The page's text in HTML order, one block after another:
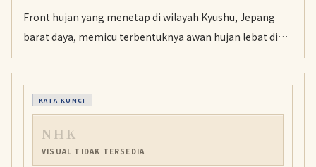
Front hujan yang menetap di wilayah Kyushu, Jepang
barat daya, memicu terbentuknya awan hujan lebat di
bagian selatan wilayah itu dan menyebabkan hujan
sangat deras sebelum tengah hari pada Rabu.
KATA KUNCI
NHK
VISUAL TIDAK TERSEDIA